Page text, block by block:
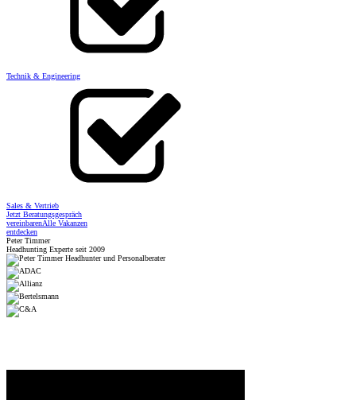
Technik & Engineering
Sales & Vertrieb
Jetzt Beratungsgespräch
vereinbarenAlle Vakanzen
entdecken
Peter Timmer
Headhunting Experte seit 2009